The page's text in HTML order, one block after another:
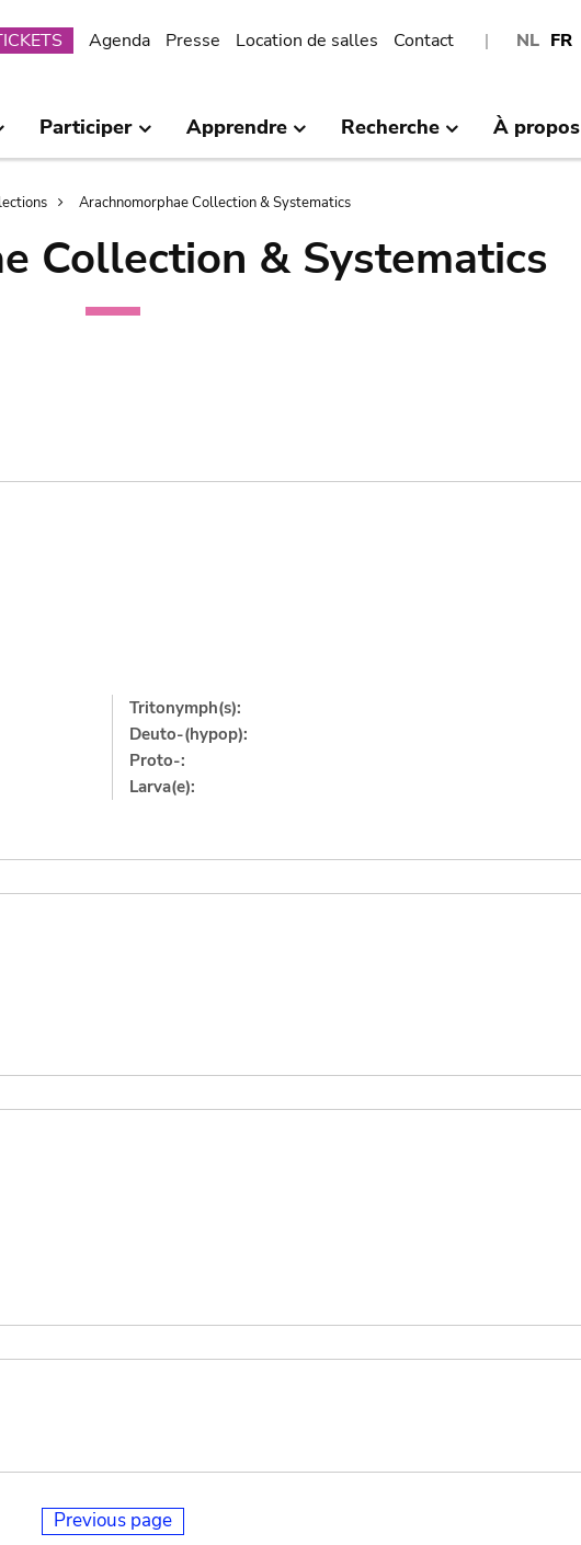
NL FR
Agenda Presse Location de salles Contact
Participer Apprendre Recherche À propos
Arachnomorphae Collection & Systematics
Collection & Systematics
Tritonymph(s):
Deuto-(hypop):
Proto-:
Larva(e):
Previous page